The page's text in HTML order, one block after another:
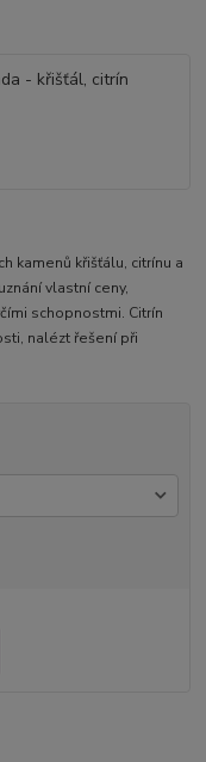
kamenů křišťálu, citrínu a
vlastní ceny,
schopnostmi. Citrín
nalézt řešení při